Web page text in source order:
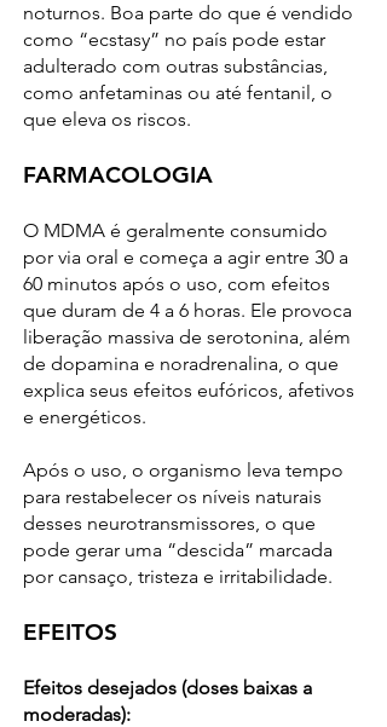
noturnos. Boa parte do que é vendido
como “ecstasy” no país pode estar
adulterado com outras substâncias,
como anfetaminas ou até fentanil, o
que eleva os riscos.
FARMACOLOGIA
O MDMA é geralmente consumido
por via oral e começa a agir entre 30 a
60 minutos após o uso, com efeitos
que duram de 4 a 6 horas. Ele provoca
liberação massiva de serotonina, além
de dopamina e noradrenalina, o que
explica seus efeitos eufóricos, afetivos
e energéticos.
Após o uso, o organismo leva tempo
para restabelecer os níveis naturais
desses neurotransmissores, o que
pode gerar uma “descida” marcada
por cansaço, tristeza e irritabilidade.
EFEITOS
Efeitos desejados (doses baixas a
moderadas):